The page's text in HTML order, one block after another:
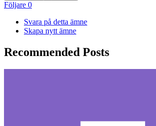
Följare 0
Svara på detta ämne
Skapa nytt ämne
Recommended Posts